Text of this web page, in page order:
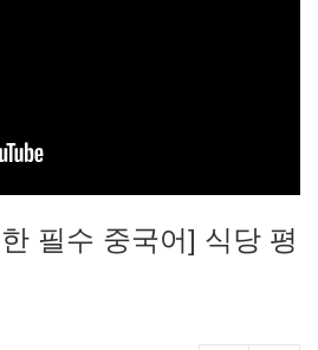
필수 중국어] 식당 평